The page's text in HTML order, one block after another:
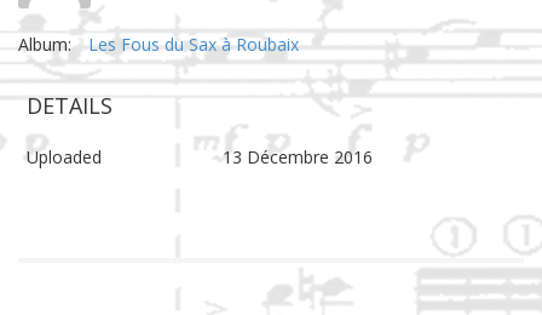
Album: Les Fous du Sax à Roubaix
DETAILS
Uploaded 13 Décembre 2016